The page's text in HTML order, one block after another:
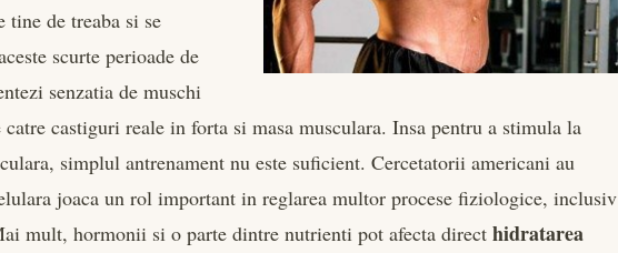
tine de treaba si se
scurte perioade de
senzatia de muschi
castiguri reale in forta si masa musculara. Insa pentru a stimula la
simplul antrenament nu este suficient. Cercetatorii americani au
joaca un rol important in reglarea multor procese fiziologice, inclusiv
mult, hormonii si o parte dintre nutrienti pot afecta directhidratarea